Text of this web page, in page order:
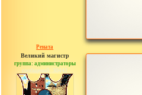
Рената
Великий магистр
группа: администраторы
сообщений: 30442